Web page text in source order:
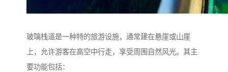
玻璃栈道是一种特的旅游设施，通常建在悬崖或山崖
上，允许游客在高空中行走，享受周围自然风光。其主
要功能包括：